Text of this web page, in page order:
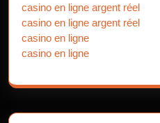
casino en ligne argent réel
casino en ligne argent réel
casino en ligne
casino en ligne